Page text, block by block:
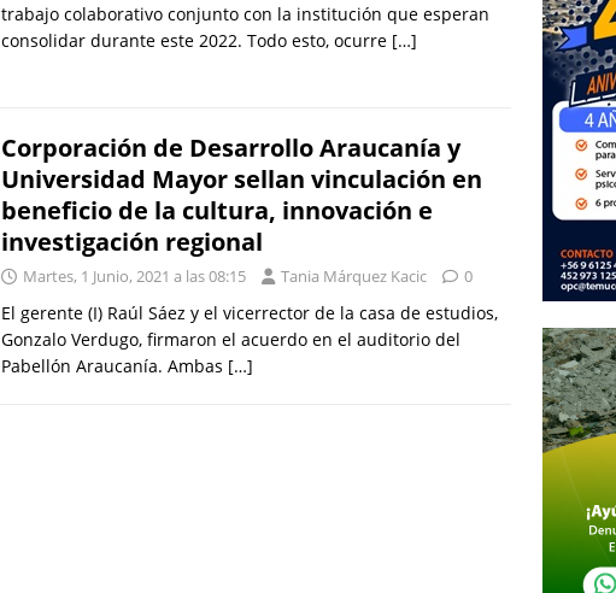
trabajo colaborativo conjunto con la institución que esperan
consolidar durante este 2022. Todo esto, ocurre […]
Corporación de Desarrollo Araucanía y
Universidad Mayor sellan vinculación en
beneficio de la cultura, innovación e
investigación regional
Martes, 1 Junio, 2021 a las 08:15 Tania Márquez Kacic 0
El gerente (I) Raúl Sáez y el vicerrector de la casa de estudios,
Gonzalo Verdugo, firmaron el acuerdo en el auditorio del
Pabellón Araucanía. Ambas […]